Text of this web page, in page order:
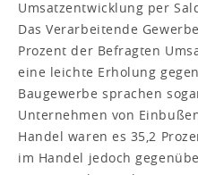
Umsatzentwicklung per
Das Verarbeitende
Prozent der Befragten
eine leichte Erholung
Baugewerbe sprachen
Unternehmen von
Handel waren es 35,2
im Handel jedoch